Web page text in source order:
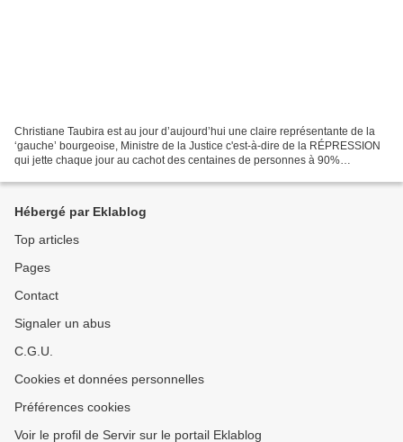
Christiane Taubira est au jour d’aujourd’hui une claire représentante de la
‘gauche’ bourgeoise, Ministre de la Justice c'est-à-dire de la RÉPRESSION
qui jette chaque jour au cachot des centaines de personnes à 90%
Hébergé par Eklablog
Top articles
Pages
Contact
Signaler un abus
C.G.U.
Cookies et données personnelles
Préférences cookies
Voir le profil de Servir sur le portail Eklablog